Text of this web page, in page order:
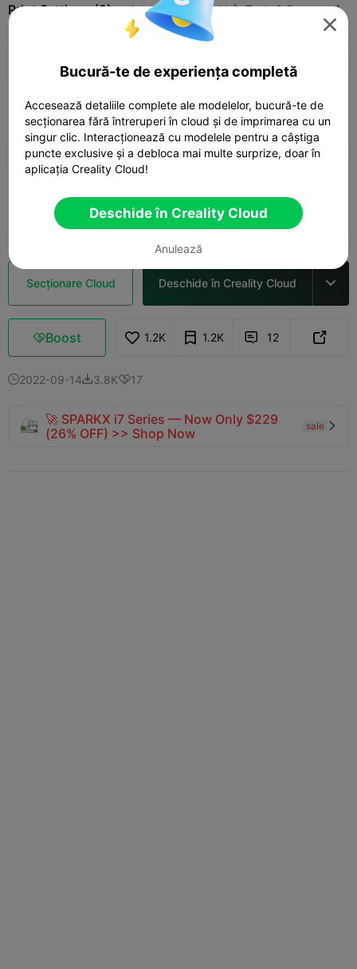
Print Settings (2) Adaugă Household  Tools & Spare Parts 
 03h 50m  1 plates  45.97g
 1d 03h  5 plates  1795.44g
Secționare Cloud Deschide în Creality Cloud 
Boost 1.2K 1.2K  12 
2022-09-143.8K17
🚀 SPARKX i7 Series — Now Only $229
(26% OFF) >> Shop Now
sale 

Bucură-te de experiența completă
Accesează detaliile complete ale modelelor, bucură-te de
secționarea fără întreruperi în cloud și de imprimarea cu un
singur clic. Interacționează cu modelele pentru a câștiga
puncte exclusive și a debloca mai multe surprize, doar în
aplicația Creality Cloud!
Deschide în Creality Cloud
Anulează